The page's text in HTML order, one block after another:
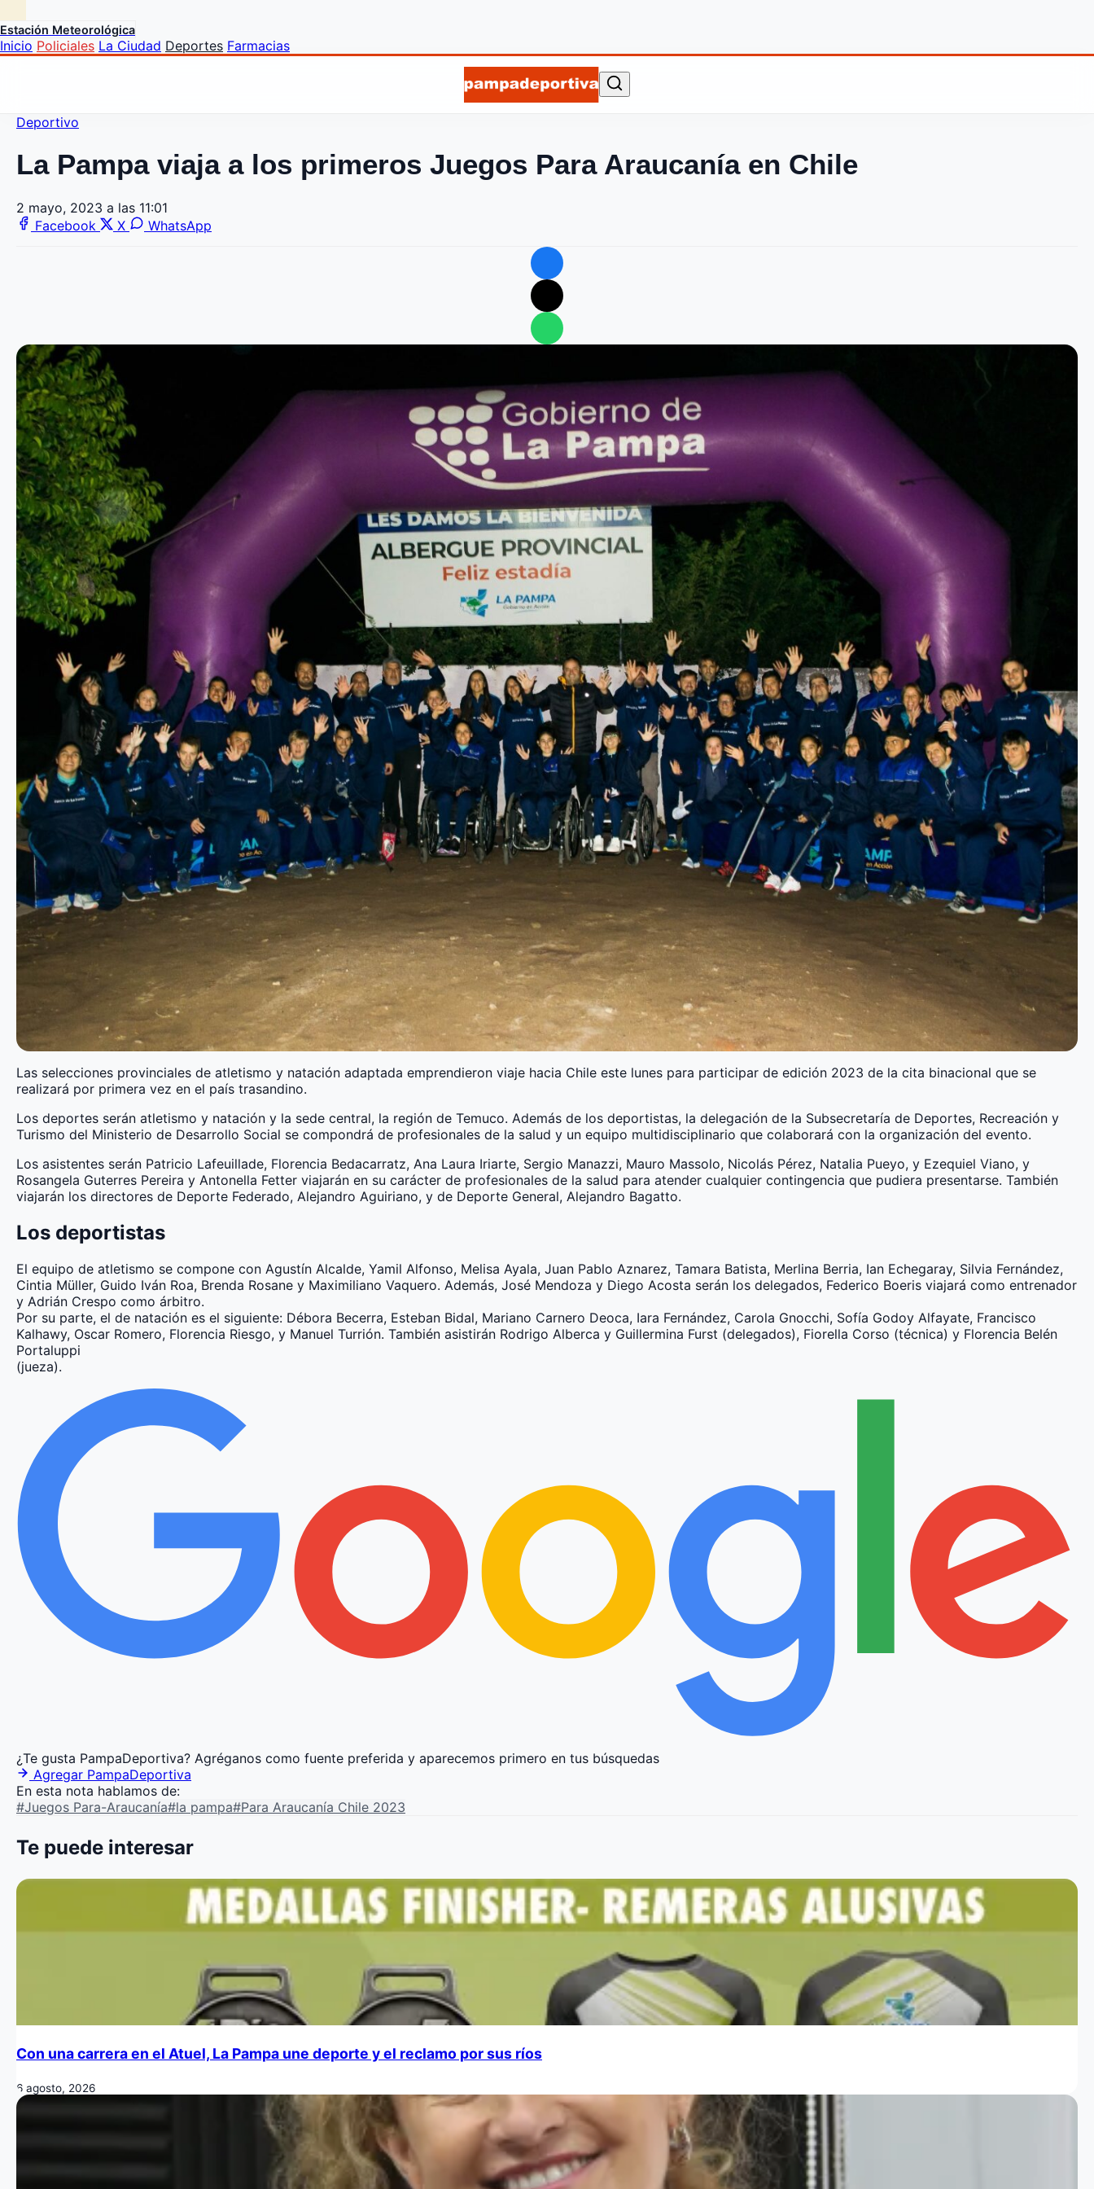
Estación Meteorológica
Inicio Policiales La Ciudad Deportes Farmacias
Deportivo
La Pampa viaja a los primeros Juegos Para Araucanía en Chile
2 mayo, 2023 a las 11:01
Facebook
X WhatsApp
Las selecciones provinciales de atletismo y natación adaptada emprendieron viaje hacia Chile este lunes para participar de edición 2023 de la cita binacional que se
realizará por primera vez en el país trasandino.
Los deportes serán atletismo y natación y la sede central, la región de Temuco. Además de los deportistas, la delegación de la Subsecretaría de Deportes, Recreación y
Turismo del Ministerio de Desarrollo Social se compondrá de profesionales de la salud y un equipo multidisciplinario que colaborará con la organización del evento.
Los asistentes serán Patricio Lafeuillade, Florencia Bedacarratz, Ana Laura Iriarte, Sergio Manazzi, Mauro Massolo, Nicolás Pérez, Natalia Pueyo, y Ezequiel Viano, y
Rosangela Guterres Pereira y Antonella Fetter viajarán en su carácter de profesionales de la salud para atender cualquier contingencia que pudiera presentarse. También
viajarán los directores de Deporte Federado, Alejandro Aguiriano, y de Deporte General, Alejandro Bagatto.
Los deportistas
El equipo de atletismo se compone con Agustín Alcalde, Yamil Alfonso, Melisa Ayala, Juan Pablo Aznarez, Tamara Batista, Merlina Berria, Ian Echegaray, Silvia Fernández,
Cintia Müller, Guido Iván Roa, Brenda Rosane y Maximiliano Vaquero. Además, José Mendoza y Diego Acosta serán los delegados, Federico Boeris viajará como entrenador
y Adrián Crespo como árbitro.
Por su parte, el de natación es el siguiente: Débora Becerra, Esteban Bidal, Mariano Carnero Deoca, Iara Fernández, Carola Gnocchi, Sofía Godoy Alfayate, Francisco
Kalhawy, Oscar Romero, Florencia Riesgo, y Manuel Turrión. También asistirán Rodrigo Alberca y Guillermina Furst (delegados), Fiorella Corso (técnica) y Florencia Belén
Portaluppi
(jueza).
¿Te gusta PampaDeportiva? Agréganos como fuente preferida y aparecemos primero en tus búsquedas
Agregar PampaDeportiva
En esta nota hablamos de:
#Juegos Para-Araucanía#la pampa#Para Araucanía Chile 2023
Te puede interesar
Con una carrera en el Atuel, La Pampa une deporte y el reclamo por sus ríos
6 agosto, 2026